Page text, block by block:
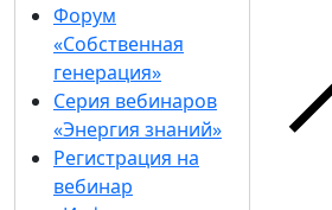
Форум
«Собственная
генерация»
Серия вебинаров
«Энергия знаний»
Регистрация на
вебинар